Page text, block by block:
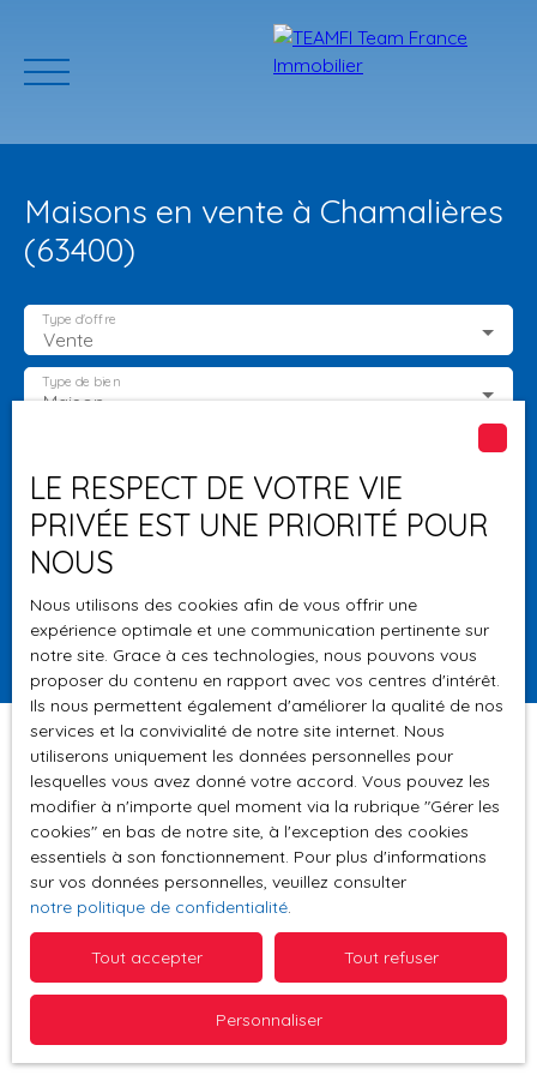
ACCUEIL PROGRAMMES
Estimation
Maisons en vente à Chamalières
(63400)
Vente
Type d'offre
Maison
Type de bien
Budget max (€)
Surface min (m²)
Rechercher
Pertinence
Trier par Créer une alerte
Aucun résultat
LE RESPECT DE VOTRE VIE
PRIVÉE EST UNE PRIORITÉ POUR
NOUS
Nous utilisons des cookies afin de vous offrir une
expérience optimale et une communication pertinente sur
notre site. Grace à ces technologies, nous pouvons vous
proposer du contenu en rapport avec vos centres d'intérêt.
Ils nous permettent également d'améliorer la qualité de nos
services et la convivialité de notre site internet. Nous
utiliserons uniquement les données personnelles pour
lesquelles vous avez donné votre accord. Vous pouvez les
modifier à n'importe quel moment via la rubrique ″Gérer les
cookies″ en bas de notre site, à l'exception des cookies
essentiels à son fonctionnement. Pour plus d'informations
sur vos données personnelles, veuillez consulter
notre politique de confidentialité.
Tout accepter Tout refuser
Personnaliser